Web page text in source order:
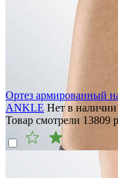
Ортез армированный
ANKLE Нет в наличии
Товар смотрели 13809